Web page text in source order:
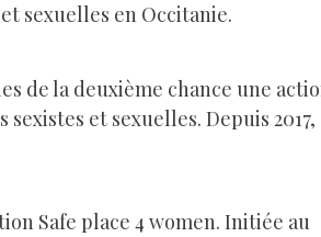
sexuelles en Occitanie.
de la deuxième chance une
et sexuelles. Depuis 2017,
Safe place 4 women. Initiée au